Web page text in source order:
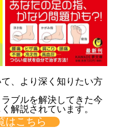
、より深く知りたい方
ブルを解決してきた今
解説されています。
はこちら